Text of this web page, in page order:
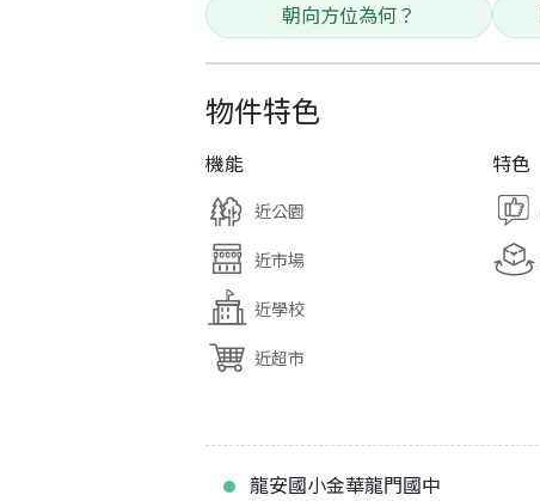
朝向方位為何？
物件特色
機能
近公園
近市場
近學校
近超市
特色
龍安國小金華龍門國中